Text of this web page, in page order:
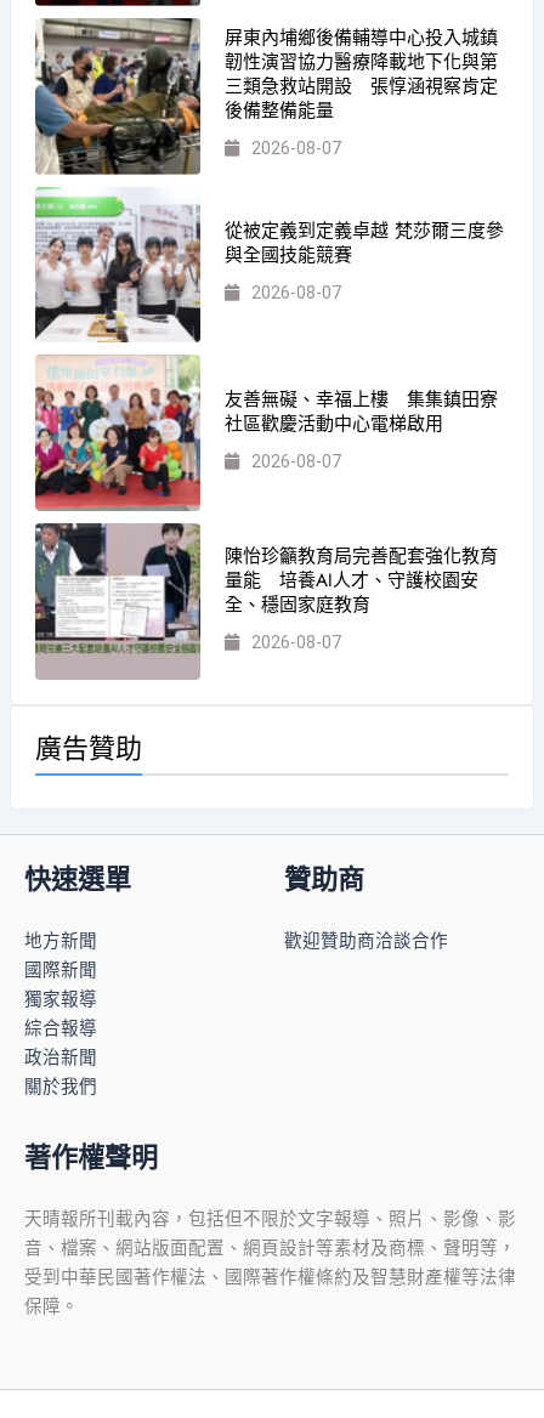
屏東內埔鄉後備輔導中心投入城鎮
韌性演習協力醫療降載地下化與第
三類急救站開設 張惇涵視察肯定
後備整備能量
2026-08-07
從被定義到定義卓越 梵莎爾三度參
與全國技能競賽
2026-08-07
友善無礙、幸福上樓 集集鎮田寮
社區歡慶活動中心電梯啟用
2026-08-07
陳怡珍籲教育局完善配套強化教育
量能 培養AI人才、守護校園安
全、穩固家庭教育
2026-08-07
廣告贊助
快速選單
地方新聞
國際新聞
獨家報導
綜合報導
政治新聞
關於我們
贊助商
歡迎贊助商洽談合作
著作權聲明
天晴報所刊載內容，包括但不限於文字報導、照片、影像、影
音、檔案、網站版面配置、網頁設計等素材及商標、聲明等，
受到中華民國著作權法、國際著作權條約及智慧財產權等法律
保障。